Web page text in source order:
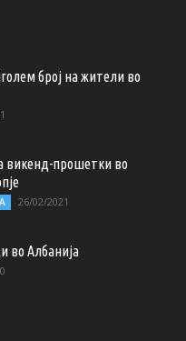
број на жители во
викенд-прошетки во
26/02/2021
во Албанија